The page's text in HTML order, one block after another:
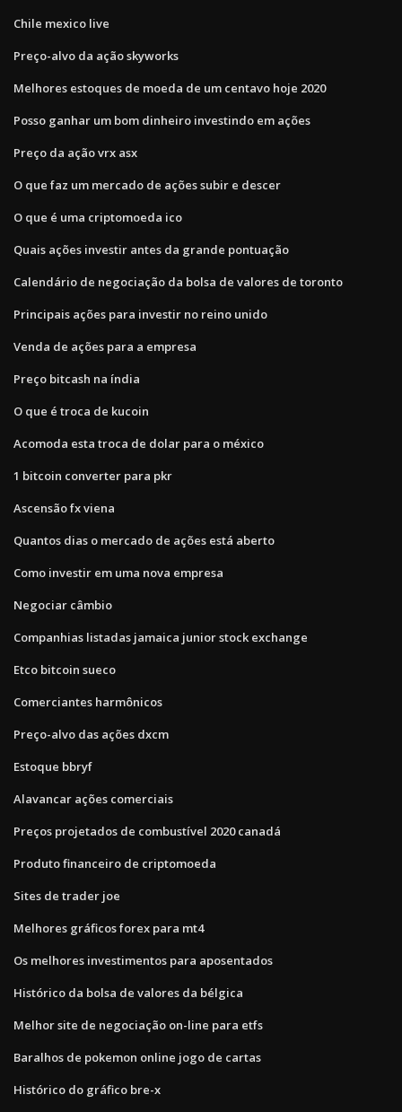
Chile mexico live
Preço-alvo da ação skyworks
Melhores estoques de moeda de um centavo hoje 2020
Posso ganhar um bom dinheiro investindo em ações
Preço da ação vrx asx
O que faz um mercado de ações subir e descer
O que é uma criptomoeda ico
Quais ações investir antes da grande pontuação
Calendário de negociação da bolsa de valores de toronto
Principais ações para investir no reino unido
Venda de ações para a empresa
Preço bitcash na índia
O que é troca de kucoin
Acomoda esta troca de dolar para o méxico
1 bitcoin converter para pkr
Ascensão fx viena
Quantos dias o mercado de ações está aberto
Como investir em uma nova empresa
Negociar câmbio
Companhias listadas jamaica junior stock exchange
Etco bitcoin sueco
Comerciantes harmônicos
Preço-alvo das ações dxcm
Estoque bbryf
Alavancar ações comerciais
Preços projetados de combustível 2020 canadá
Produto financeiro de criptomoeda
Sites de trader joe
Melhores gráficos forex para mt4
Os melhores investimentos para aposentados
Histórico da bolsa de valores da bélgica
Melhor site de negociação on-line para etfs
Baralhos de pokemon online jogo de cartas
Histórico do gráfico bre-x